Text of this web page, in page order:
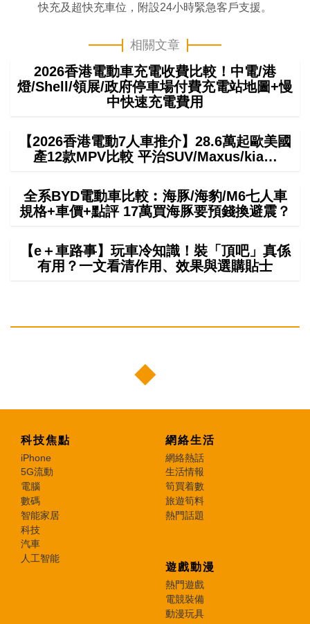
快充及超快充車位，附設24小時緊急客戶支援。
相關文章
2026香港電動車充電收費比較！中電/港
燈/Shell/領展/政府停車場付費充電站地圖+慢
中快速充電費用
【2026香港電動7人車推介】28.6萬起歐美國
產12款MPV比較 平治SUV/Maxus/kia…
全系BYD電動車比較︰海豚/海豹/M6七人車
規格+車價+點評 17萬買海豚要預錢換避震？
【e＋車路事】玩車冷知識！裝「頂吧」真係
有用？一文看清作用、效果與選購貼士
科技焦點
iPhone
5G流動
電腦
數碼
智能家居
科技
汽車
人工智能
網絡生活
網絡熱話
生活情報
筍買着數
旅遊筍料
熱門話題
遊戲動漫
熱門遊戲
電競裝備
動漫玩具